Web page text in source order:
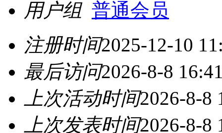
用户组 普通会员
注册时间2025-12-10
最后访问2026-8-8
上次活动时间2026-8-8
上次发表时间2026-8-8